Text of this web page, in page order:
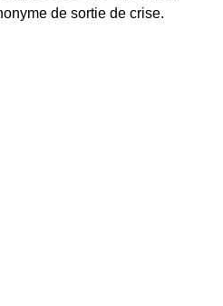
de sortie de crise.